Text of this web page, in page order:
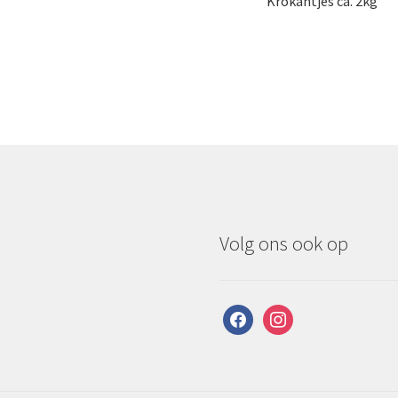
Volg ons ook op
facebookinstagram